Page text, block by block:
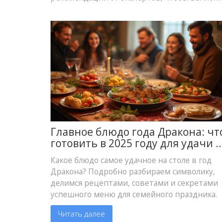
Главное блюдо года Дракона:
готовить в 2025 году для удачи и
изыска
Какое блюдо самое удачное на столе в год
Дракона? Подробно разбираем символику,
делимся рецептами, советами и секретами
успешного меню для семейного праздника.
Читать далее